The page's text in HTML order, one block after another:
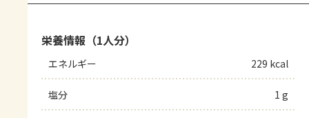
栄養情報（1人分）
エネルギー 229 kcal
塩分 1 g